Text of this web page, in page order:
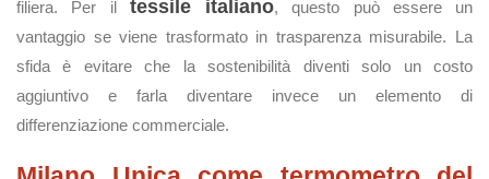
filiera. Per il tessile italiano, questo può essere un
vantaggio se viene trasformato in trasparenza misurabile. La
sfida è evitare che la sostenibilità diventi solo un costo
aggiuntivo e farla diventare invece un elemento di
differenziazione commerciale.